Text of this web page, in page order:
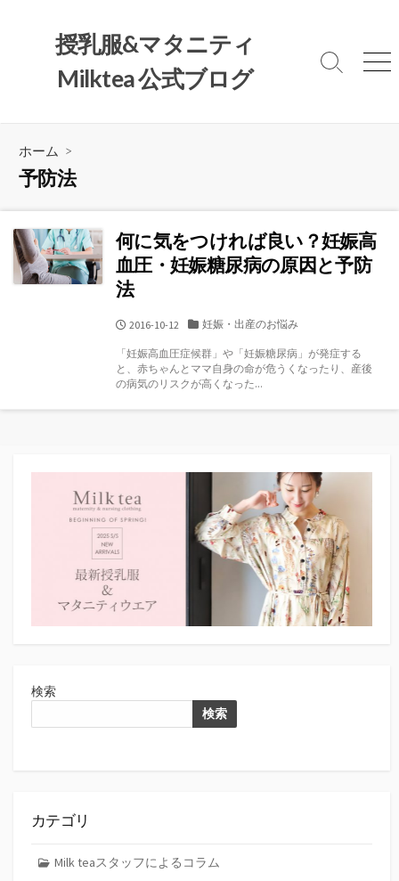
へ
プ
授乳服&マタニティ
Milktea 公式ブログ
検
メ
ホーム >
予防法
何に気をつければ良い？妊娠高
血圧・妊娠糖尿病の原因と予防
法
公
日
2016-10-12
カ
ゴ
リ
ー
妊娠・出産のお悩み
「妊娠高血圧症候群」や「妊娠糖尿病」が発症する
と、赤ちゃんとママ自身の命が危うくなったり、産後
の病気のリスクが高くなった...
検索
検索
カテゴリ
Milk teaスタッフによるコラム